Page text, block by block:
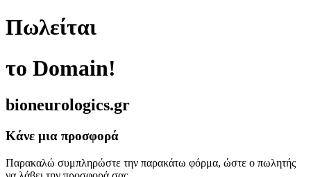
Πωλείται
το Domain!
bioneurologics.gr
Κάνε μια προσφορά
Παρακαλώ συμπληρώστε την παρακάτω φόρμα, ώστε ο πωλητής